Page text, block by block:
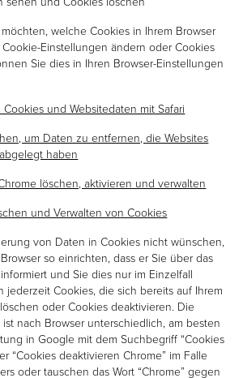
welche Cookies in Ihrem Browser
Einstellungen ändern oder Cookies
Sie dies in Ihren Browser-Einstellungen
und Websitedaten mit Safari
um Daten zu entfernen, die Websites
haben
löschen, aktivieren und verwalten
und Verwalten von Cookies
von Daten in Cookies nicht wünschen,
so einrichten, dass er Sie über das
und Sie dies nur im Einzelfall
jederzeit Cookies, die sich bereits auf Ihrem
oder Cookies deaktivieren. Die
nach Browser unterschiedlich, am besten
in Google mit dem Suchbegriff “Cookies
“Cookies deaktivieren Chrome” im Falle
oder tauschen das Wort “Chrome” gegen